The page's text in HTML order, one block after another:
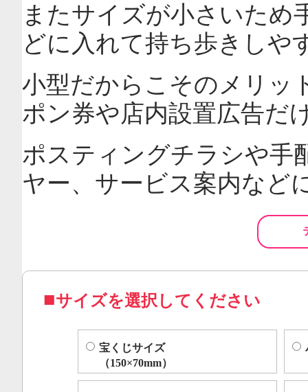
またサイズが小さいため
どに入れて持ち歩きしや
小型だからこそのメリッ
ポン券や店内設置広告だ
ポスティングチラシや手
ヤー、サービス案内など
サイズを選択してください
宝くじサイズ
（150×70mm）